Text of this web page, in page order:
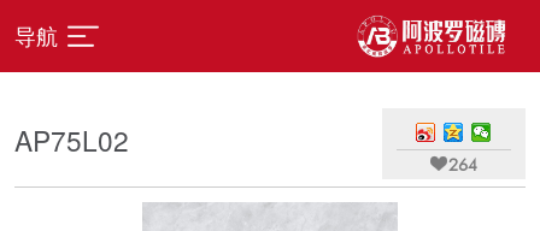
导航
AP75L02
264